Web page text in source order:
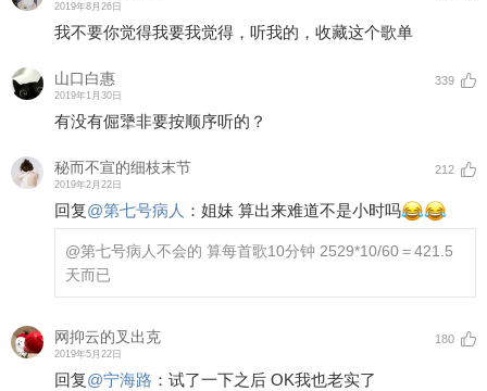
2019年8月26日
我不要你觉得我要我觉得，听我的，收藏这个歌单
山口白惠
2019年1月30日
339
有没有倔犟非要按顺序听的？
秘而不宣的细枝末节
2019年2月22日
212
回复@第七号病人 ： 姐妹 算出来难道不是小时吗
@第七号病人不会的 算每首歌10分钟 2529*10/60＝421.5
天而已
网抑云的叉出克
2019年5月22日
180
回复@宁海路 ： 试了一下之后 OK我也老实了